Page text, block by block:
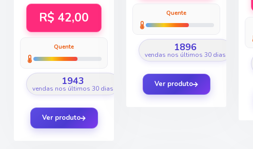
R$ 42,00
Quente
1943
vendas nos últimos 30 dias
Ver produto
Quente
1896
vendas nos últimos 30 dias
Ver produto